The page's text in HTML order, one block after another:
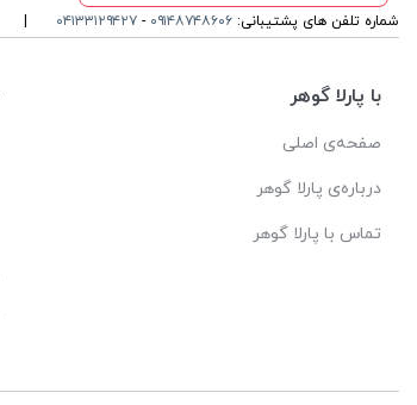
شماره تلفن های پشتیبانی: ۰۹۱۴۸۷۴۸۶۰۶ - ۰۴۱۳۳۱۲۹۴۲۷
با پارلا گوهر
صفحه‌ی اصلی
درباره‌ی پارلا گوهر
تماس با پارلا گوهر